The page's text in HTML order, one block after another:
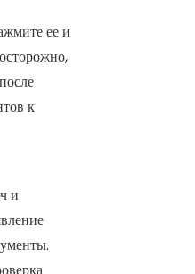
ее и
к
и